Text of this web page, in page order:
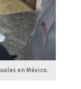
en México.